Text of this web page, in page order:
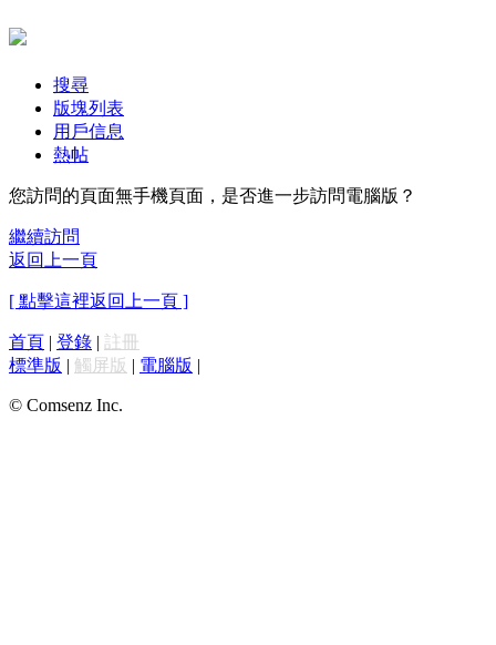
搜尋
版塊列表
用戶信息
熱帖
您訪問的頁面無手機頁面，是否進一步訪問電腦版？
繼續訪問
返回上一頁
[ 點擊這裡返回上一頁 ]
首頁 | 登錄 | 註冊
標準版 | 觸屏版 | 電腦版 |
© Comsenz Inc.